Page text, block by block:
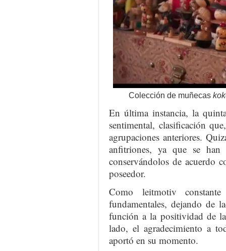
Colección de muñecas
En última instancia, la
sentimental, clasificación
agrupaciones anteriores.
anfitriones, ya que se han
conservándolos de acuerdo
poseedor.
Como leitmotiv
fundamentales, dejando de
función a la positividad de
lado, el agradecimiento a
aportó en su momento.